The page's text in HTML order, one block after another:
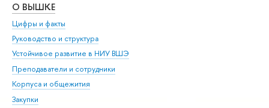
О ВЫШКЕ
Цифры и факты
Руководство и структура
Устойчивое развитие в НИУ ВШЭ
Преподаватели и сотрудники
Корпуса и общежития
Закупки